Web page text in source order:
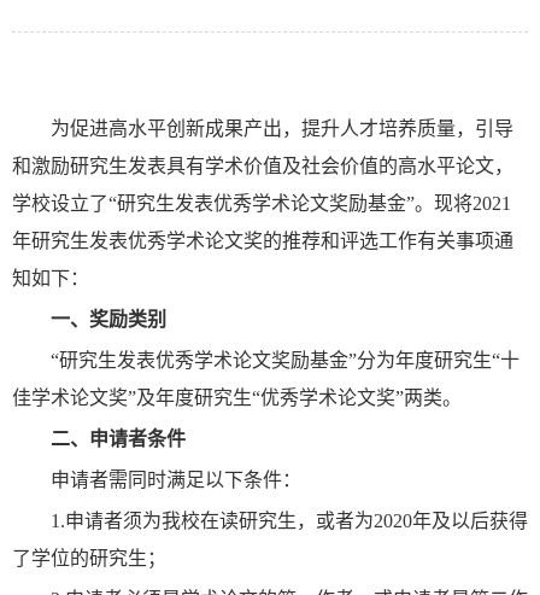
为促进高水平创新成果产出，提升人才培养质量，引导
和激励研究生发表具有学术价值及社会价值的高水平论文，
学校设立了“研究生发表优秀学术论文奖励基金”。现将2021
年研究生发表优秀学术论文奖的推荐和评选工作有关事项通
知如下：
一、 奖励类别
“研究生发表优秀学术论文奖励基金”分为年度研究生“十
佳学术论文奖”及年度研究生“优秀学术论文奖”两类。
二、 申请者条件
申请者需同时满足以下条件：
1.申请者须为我校在读研究生，或者为2020年及以后获得
了学位的研究生；